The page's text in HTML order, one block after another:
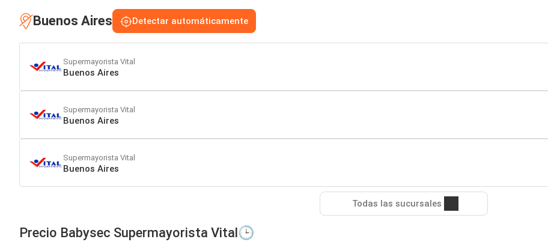
Buenos Aires Detectar automáticamente
Supermayorista Vital
Buenos Aires
Supermayorista Vital
Buenos Aires
Supermayorista Vital
Buenos Aires
Todas las sucursales
Precio Babysec Supermayorista Vital🕒